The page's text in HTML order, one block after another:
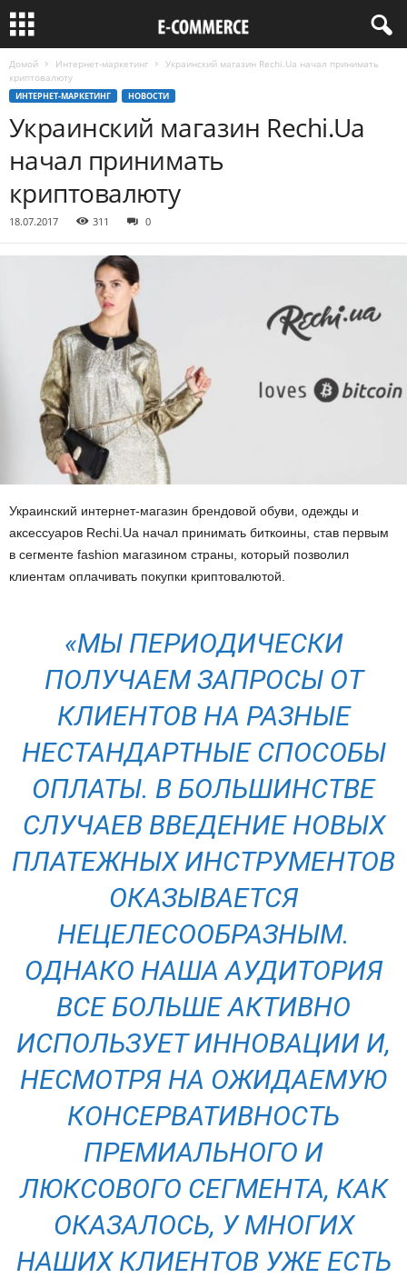
Домой Интернет-маркетинг
Украинский магазин Rechi.Ua начал принимать
криптовалюту
ИНТЕРНЕТ-МАРКЕТИНГ НОВОСТИ
Украинский магазин Rechi.Ua
начал принимать
криптовалюту
18.07.2017 311 0
Украинский интернет-магазин брендовой обуви, одежды и
аксессуаров Rechi.Ua начал принимать биткоины, став первым
в сегменте fashion магазином страны, который позволил
клиентам оплачивать покупки криптовалютой.
«МЫ ПЕРИОДИЧЕСКИ
ПОЛУЧАЕМ ЗАПРОСЫ ОТ
КЛИЕНТОВ НА РАЗНЫЕ
НЕСТАНДАРТНЫЕ СПОСОБЫ
ОПЛАТЫ. В БОЛЬШИНСТВЕ
СЛУЧАЕВ ВВЕДЕНИЕ НОВЫХ
ПЛАТЕЖНЫХ ИНСТРУМЕНТОВ
ОКАЗЫВАЕТСЯ
НЕЦЕЛЕСООБРАЗНЫМ.
ОДНАКО НАША АУДИТОРИЯ
ВСЕ БОЛЬШЕ АКТИВНО
ИСПОЛЬЗУЕТ ИННОВАЦИИ И,
НЕСМОТРЯ НА ОЖИДАЕМУЮ
КОНСЕРВАТИВНОСТЬ
ПРЕМИАЛЬНОГО И
ЛЮКСОВОГО СЕГМЕНТА, КАК
ОКАЗАЛОСЬ, У МНОГИХ
НАШИХ КЛИЕНТОВ УЖЕ ЕСТЬ